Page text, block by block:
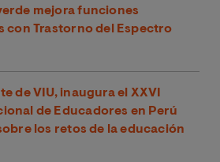
mejora funciones
con Trastorno del Espectro
de VIU, inaugura el XXVI
de Educadores en Perú
los retos de la educación